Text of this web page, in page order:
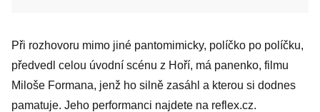
Při rozhovoru mimo jiné pantomimicky, políčko po políčku,
předvedl celou úvodní scénu z Hoří, má panenko, filmu
Miloše Formana, jenž ho silně zasáhl a kterou si dodnes
pamatuje. Jeho performanci najdete na reflex.cz.